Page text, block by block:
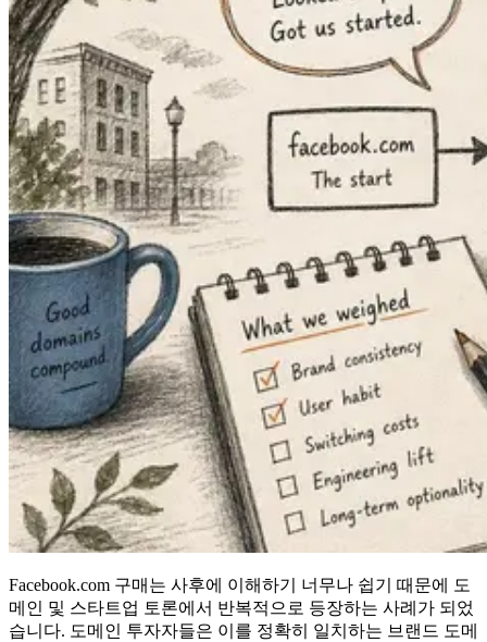
Facebook.com 구매는 사후에 이해하기 너무나 쉽기 때문에 도
메인 및 스타트업 토론에서 반복적으로 등장하는 사례가 되었
습니다. 도메인 투자자들은 이를 정확히 일치하는 브랜드 도메